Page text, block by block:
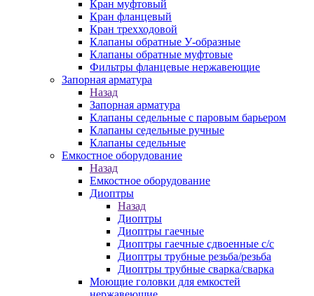
Кран муфтовый
Кран фланцевый
Кран трехходовой
Клапаны обратные У-образные
Клапаны обратные муфтовые
Фильтры фланцевые нержавеющие
Запорная арматура
Назад
Запорная арматура
Клапаны седельные с паровым барьером
Клапаны седельные ручные
Клапаны седельные
Емкостное оборудование
Назад
Емкостное оборудование
Диоптры
Назад
Диоптры
Диоптры гаечные
Диоптры гаечные сдвоенные c/c
Диоптры трубные резьба/резьба
Диоптры трубные сварка/сварка
Моющие головки для емкостей